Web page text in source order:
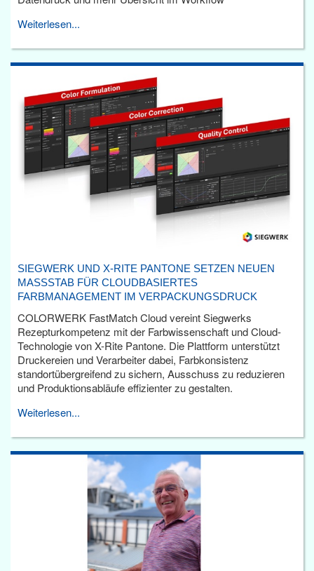
Weiterlesen...
SIEGWERK UND X-RITE PANTONE SETZEN NEUEN
MASSSTAB FÜR CLOUDBASIERTES F
ARBMANAGEMENT IM VERPACKUNGSDRUCK
COLORWERK FastMatch Cloud vereint Siegwerks
Rezepturkompetenz mit der Farbwissenschaft und Cloud-
Technologie von X-Rite Pantone. Die Plattform unterstützt
Druckereien und Verarbeiter dabei, Farbkonsistenz
standortübergreifend zu sichern, Ausschuss zu reduzieren
und Produktionsabläufe effizienter zu gestalten.
Weiterlesen...